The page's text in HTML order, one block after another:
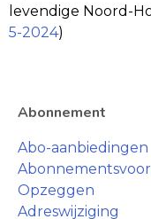
levendige Noord-
5-2024)
Abonnement
Abo-aanbiedingen
Opzeggen
Adreswijziging